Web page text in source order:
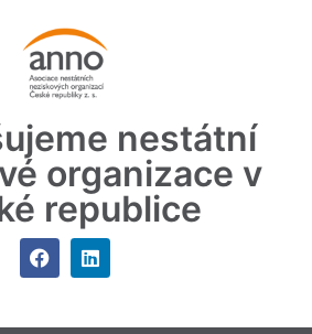
nestátní
organizace v
republice